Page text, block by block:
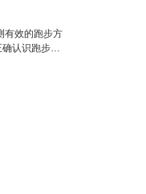
有效的跑步方
认识跑步，